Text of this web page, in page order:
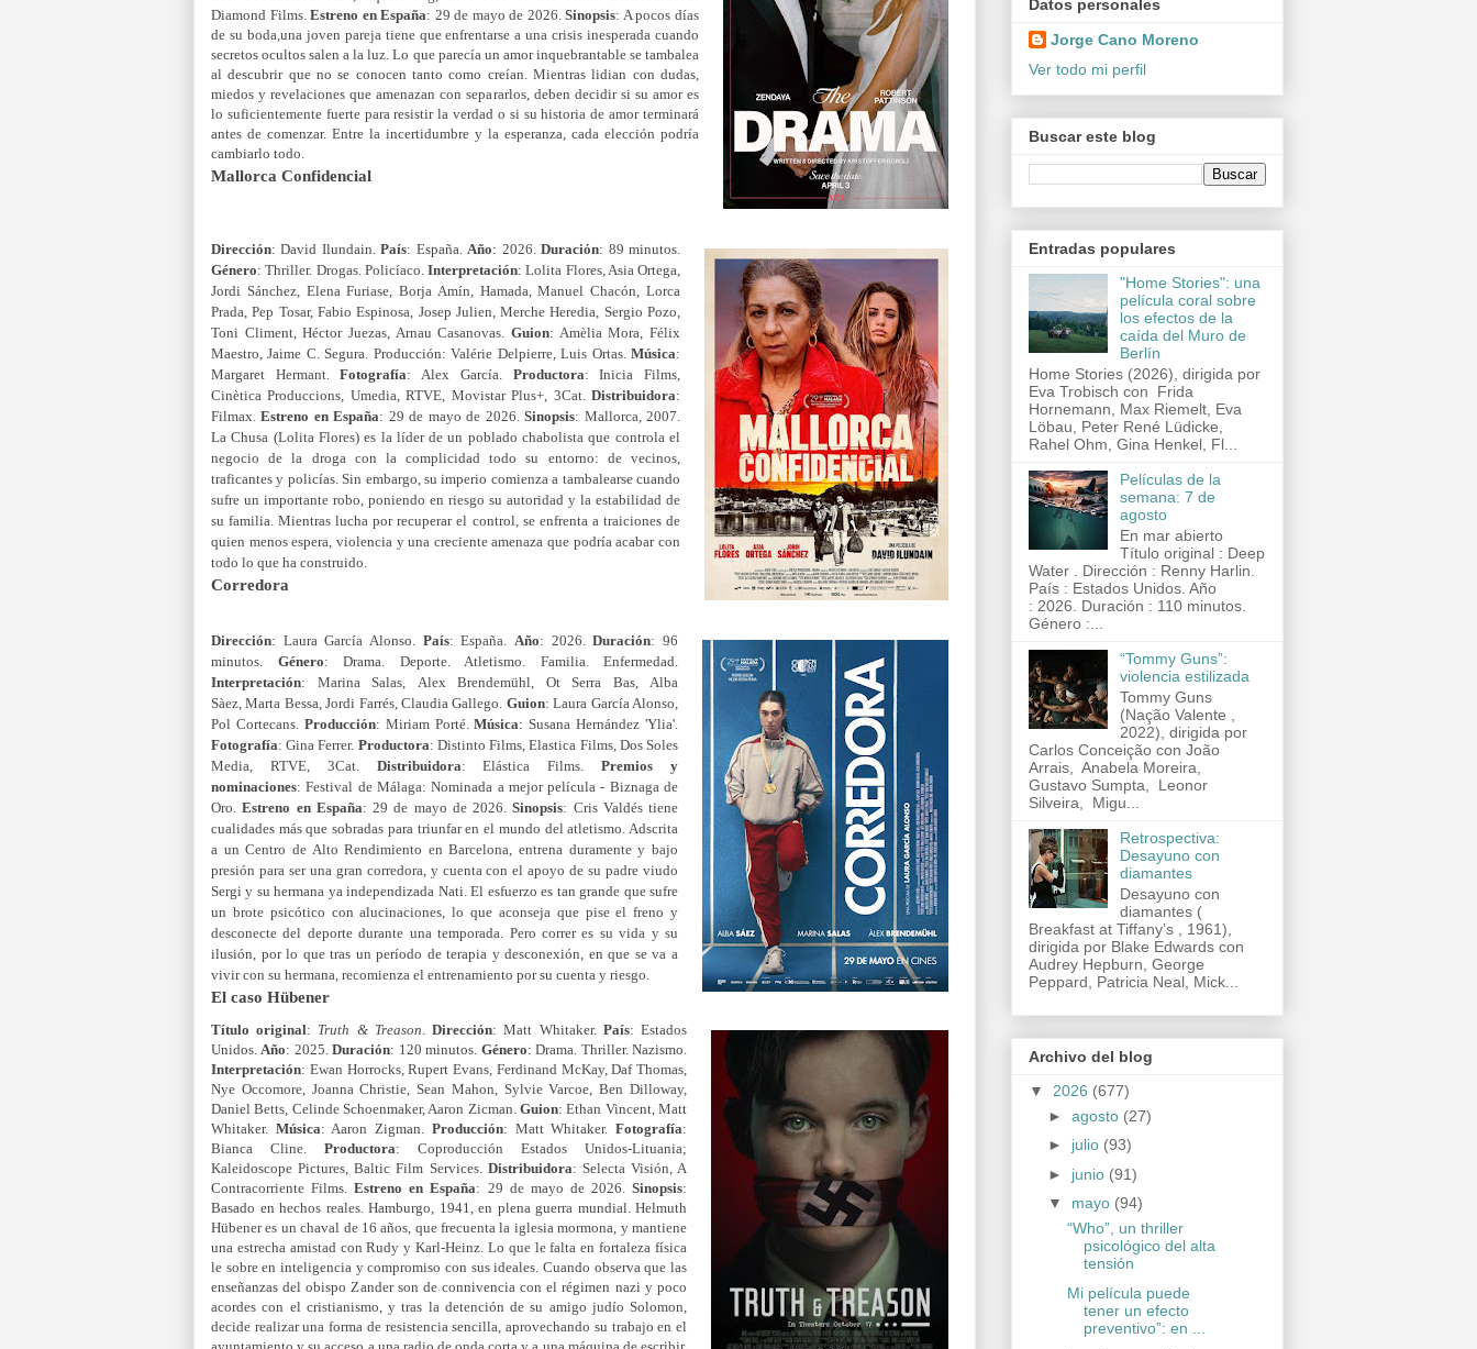
Diamond Films.Estreno en España: 29 de mayo de 2026.Sinopsis: A pocos días
de su boda,una joven pareja tiene que enfrentarse a una crisis inesperada cuando
secretos ocultos salen a la luz. Lo que parecía un amor inquebrantable se tambalea
al descubrir que no se conocen tanto como creían. Mientras lidian con dudas,
miedos y revelaciones que amenazan con separarlos, deben decidir si su amor es
lo suficientemente fuerte para resistir la verdad o si su historia de amor terminará
antes de comenzar. Entre la incertidumbre y la esperanza, cada elección podría
cambiarlo todo.
Mallorca Confidencial
Dirección: David Ilundain.País: España. Año: 2026.Duración: 89 minutos.
Género: Thriller. Drogas. Policíaco. Interpretación: Lolita Flores, Asia Ortega,
Jordi Sánchez, Elena Furiase, Borja Amín, Hamada, Manuel Chacón, Lorca
Prada, Pep Tosar, Fabio Espinosa, Josep Julien, Merche Heredia, Sergio Pozo,
Toni Climent, Héctor Juezas, Arnau Casanovas. Guion: Amèlia Mora, Félix
Maestro, Jaime C. Segura. Producción: Valérie Delpierre, Luis Ortas. Música:
Margaret Hermant.Fotografía: Alex García. Productora: Inicia Films,
Cinètica Produccions, Umedia, RTVE, Movistar Plus+, 3Cat. Distribuidora:
Filmax.Estreno en España: 29 de mayo de 2026.Sinopsis: Mallorca, 2007.
La Chusa (Lolita Flores) es la líder de un poblado chabolista que controla el
negocio de la droga con la complicidad todo su entorno: de vecinos,
traficantes y policías. Sin embargo, su imperio comienza a tambalearse cuando
sufre un importante robo, poniendo en riesgo su autoridad y la estabilidad de
su familia. Mientras lucha por recuperar el control, se enfrenta a traiciones de
quien menos espera, violencia y una creciente amenaza que podría acabar con
todo lo que ha construido.
Corredora
Dirección: Laura García Alonso. País: España. Año: 2026.Duración: 96
minutos. Género: Drama. Deporte. Atletismo. Familia. Enfermedad.
Interpretación: Marina Salas, Alex Brendemühl, Ot Serra Bas, Alba
Sàez,Marta Bessa,Jordi Farrés,Claudia Gallego. Guion: Laura García Alonso,
Pol Cortecans. Producción: Miriam Porté.Música: Susana Hernández 'Ylia'.
Fotografía: Gina Ferrer. Productora: Distinto Films, Elastica Films, Dos Soles
Media, RTVE, 3Cat. Distribuidora: Elástica Films.Premios y
nominaciones:Festival de Málaga: Nominada a mejor película - Biznaga de
Oro.
Estreno en España: 29 de mayo de 2026.Sinopsis: Cris Valdés tiene
cualidades más que sobradas para triunfar en el mundo del atletismo. Adscrita
a un Centro de Alto Rendimiento en Barcelona, entrena duramente y bajo
presión para ser una gran corredora, y cuenta con el apoyo de su padre viudo
Sergi y su hermana ya independizada Nati. El esfuerzo es tan grande que sufre
un brote psicótico con alucinaciones, lo que aconseja que pise el freno y
desconecte del deporte durante una temporada. Pero correr es su vida y su
ilusión, por lo que tras un período de terapia y desconexión, en que se va a
vivir con su hermana, recomienza el entrenamiento por su cuenta y riesgo.
El caso Hübener
Título original: Truth & Treason .Dirección: Matt Whitaker. País: Estados
Unidos. Año: 2025.Duración: 120 minutos. Género: Drama. Thriller. Nazismo.
Interpretación: Ewan Horrocks, Rupert Evans, Ferdinand McKay, Daf Thomas,
Nye Occomore, Joanna Christie, Sean Mahon, Sylvie Varcoe, Ben Dilloway,
Daniel Betts, Celinde Schoenmaker, Aaron Zicman. Guion: Ethan Vincent, Matt
Whitaker. Música: Aaron Zigman. Producción: Matt Whitaker.Fotografía:
Bianca Cline. Productora: Coproducción Estados Unidos-Lituania;
Kaleidoscope Pictures, Baltic Film Services. Distribuidora: Selecta Visión, A
Contracorriente Films.Estreno en España: 29 de mayo de 2026.Sinopsis:
Basado en hechos reales. Hamburgo, 1941, en plena guerra mundial. Helmuth
Hübener es un chaval de 16 años, que frecuenta la iglesia mormona, y mantiene
una estrecha amistad con Rudy y Karl-Heinz. Lo que le falta en fortaleza física
le sobre en inteligencia y compromiso con sus ideales. Cuando observa que las
enseñanzas del obispo Zander son de connivencia con el régimen nazi y poco
acordes con el cristianismo, y tras la detención de su amigo judío Solomon,
decide realizar una forma de resistencia sencilla, aprovechando su trabajo en el
Datos personales
Jorge Cano Moreno
Ver todo mi perfil
Buscar este blog
Entradas populares
"Home Stories": una
película coral sobre
los efectos de la
caída del Muro de
Berlín
Home Stories (2026), dirigida por
Eva Trobisch con Frida
Hornemann, Max Riemelt, Eva
Löbau, Peter René Lüdicke,
Rahel Ohm, Gina Henkel, Fl...
Películas de la
semana: 7 de
agosto
En mar abierto
Título original : Deep
Water . Dirección : Renny Harlin.
País : Estados Unidos. Año
: 2026. Duración : 110 minutos.
Género :...
“Tommy Guns”:
violencia estilizada
Tommy Guns
(Nação Valente ,
2022), dirigida por
Carlos Conceição con João
Arrais, Anabela Moreira,
Gustavo Sumpta, Leonor
Silveira, Migu...
Retrospectiva:
Desayuno con
diamantes
Desayuno con
diamantes (
Breakfast at Tiffany’s , 1961),
dirigida por Blake Edwards con
Audrey Hepburn, George
Peppard, Patricia Neal, Mick...
Archivo del blog
▼ 2026 (677)
► agosto (27)
► julio (93)
► junio (91)
▼ mayo (94)
“Who”, un thriller
psicológico del alta
tensión
Mi película puede
tener un efecto
preventivo”: en ...